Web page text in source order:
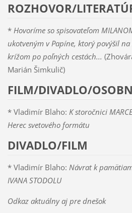
ROZHOVOR/
* Hovoríme so spisovateľom
ukotveným v Papíne, ktorý povýšil
krížom po poľných cestách...
Marián Šimkulič)
FILM/DIVADLO/
* Vladimír Blaho: K storočnici
Herec svetového formátu
DIVADLO/FILM
* Vladimír Blaho: Návrat k
IVANA STODOLU
Odkaz aktuálny aj pre dnešok